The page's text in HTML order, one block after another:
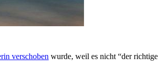
verschoben wurde, weil es nicht “der richtige